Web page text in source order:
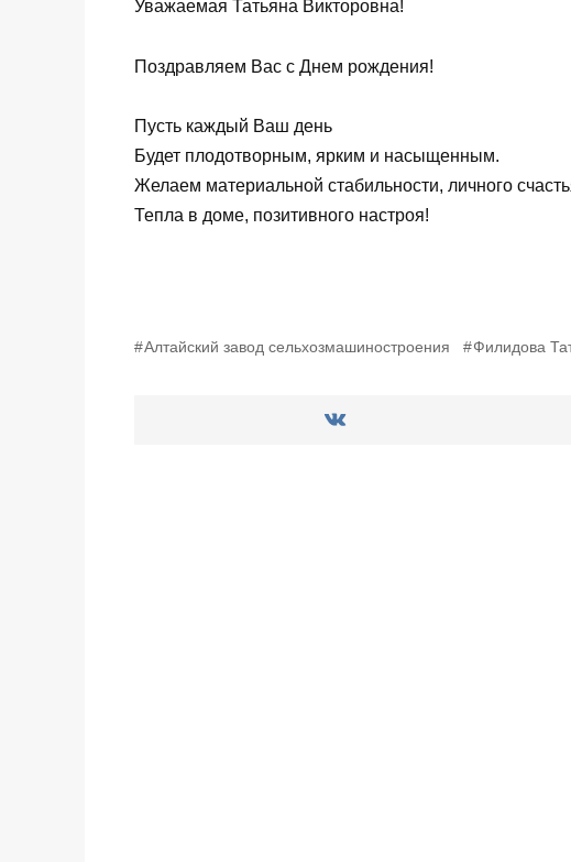
Уважаемая Татьяна Викторовна!
Поздравляем Вас с Днем рождения!
Пусть каждый Ваш день
Будет плодотворным, ярким и насыщенным.
Желаем материальной стабильности, личного
Тепла в доме, позитивного настроя!
Алтайский завод сельхозмашиностроения Филидова